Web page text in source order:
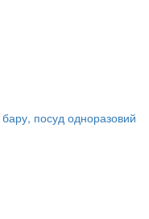
бару, посуд одноразовий